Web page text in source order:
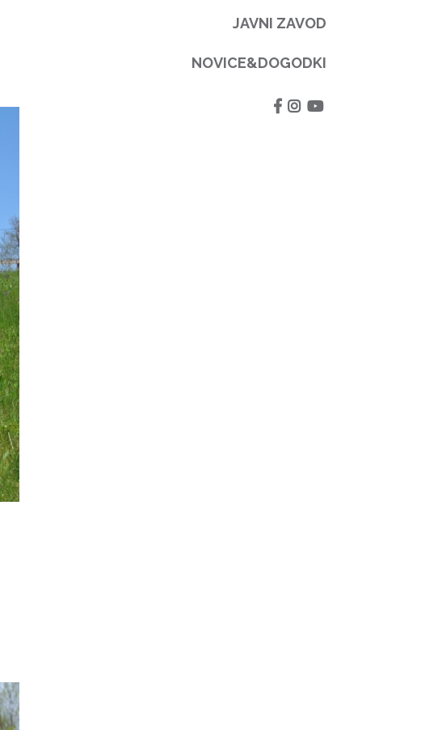
JAVNI ZAVOD
NOVICE&DOGODKI